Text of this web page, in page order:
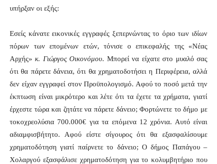
υπήρξαν οι εξής:
Εσείς κάνατε εικονικές εγγραφές ξεπερνώντας το όριο των ιδίων
πόρων των επομένων ετών, τόνισε ο επικεφαλής της «Νέας
Αρχής»κ. Γιώργος Οικονόμου. Μπορεί να είχατε στο μυαλό σας
ότι θα πάρετε δάνεια, ότι θα χρηματοδοτήσει η Περιφέρεια, αλλά
δεν είχαν εγγραφεί στον Προϋπολογισμό. Αφού το ποσό μετά την
έκπτωση είναι μικρότερο και λέτε ότι τα έχετε τα χρήματα, γιατί
έρχεστε τώρα και ζητάτε να πάρετε δάνειο; Φορτώνετε το δήμο με
τοκοχρεολύσια 700.000€ για τα επόμενα 12 χρόνια. Αυτό είναι
αδιαμφισβήτητο. Αφού είστε σίγουρος ότι θα εξασφαλίσουμε
χρηματοδότηση γιατί παίρνετε το δάνειο; Ο δήμος Παπάγου –
Χολαργού εξασφάλισε χρηματοδότηση για το κολυμβητήριο που